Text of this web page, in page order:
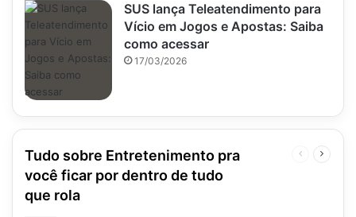
SUS lança Teleatendimento para
Vício em Jogos e Apostas: Saiba
como acessar
17/03/2026
Tudo sobre Entretenimento pra
você ficar por dentro de tudo
que rola
Página